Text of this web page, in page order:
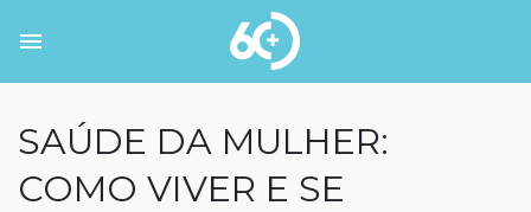
SAÚDE DA MULHER:
COMO VIVER E SE